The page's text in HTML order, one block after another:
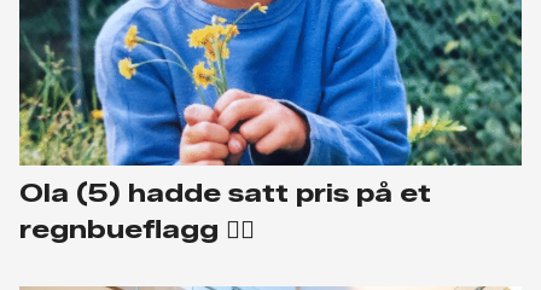
Ola (5) hadde satt pris på et
regnbueflagg 🏳️‍🌈